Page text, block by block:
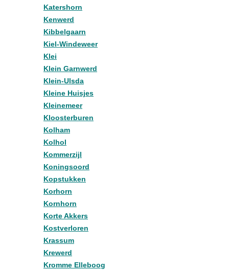
Katershorn
Kenwerd
Kibbelgaarn
Kiel-Windeweer
Klei
Klein Garnwerd
Klein-Ulsda
Kleine Huisjes
Kleinemeer
Kloosterburen
Kolham
Kolhol
Kommerzijl
Koningsoord
Kopstukken
Korhorn
Kornhorn
Korte Akkers
Kostverloren
Krassum
Krewerd
Kromme Elleboog